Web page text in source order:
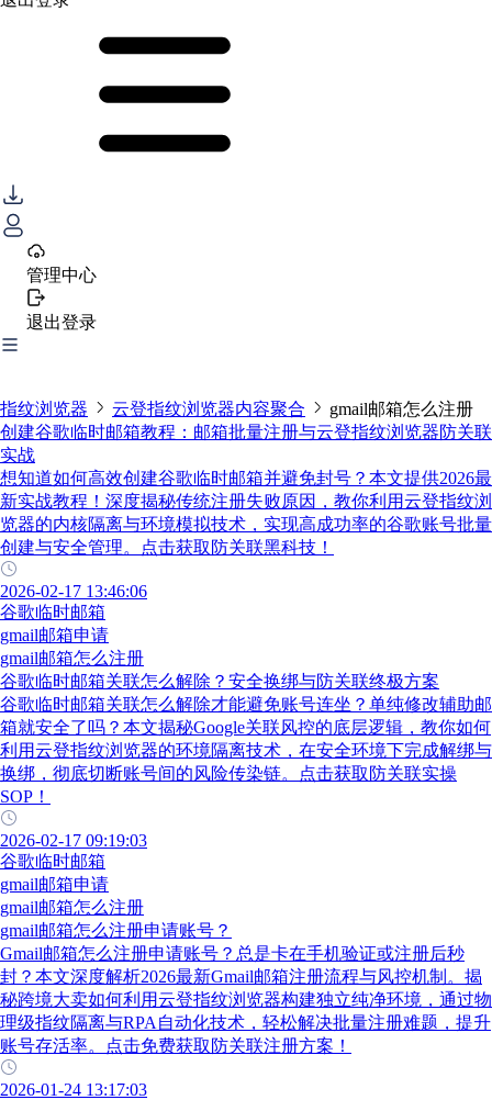
管理中心
退出登录
指纹浏览器 云登指纹浏览器内容聚合
gmail邮箱怎么注册
创建谷歌临时邮箱教程：邮箱批量注册与云登指纹浏览器防关联
实战
想知道如何高效创建谷歌临时邮箱并避免封号？本文提供2026最
新实战教程！深度揭秘传统注册失败原因，教你利用云登指纹浏
览器的内核隔离与环境模拟技术，实现高成功率的谷歌账号批量
创建与安全管理。点击获取防关联黑科技！
2026-02-17 13:46:06
谷歌临时邮箱
gmail邮箱申请
gmail邮箱怎么注册
谷歌临时邮箱关联怎么解除？安全换绑与防关联终极方案
谷歌临时邮箱关联怎么解除才能避免账号连坐？单纯修改辅助邮
箱就安全了吗？本文揭秘Google关联风控的底层逻辑，教你如何
利用云登指纹浏览器的环境隔离技术，在安全环境下完成解绑与
换绑，彻底切断账号间的风险传染链。点击获取防关联实操
SOP！
2026-02-17 09:19:03
谷歌临时邮箱
gmail邮箱申请
gmail邮箱怎么注册
gmail邮箱怎么注册申请账号？
Gmail邮箱怎么注册申请账号？总是卡在手机验证或注册后秒
封？本文深度解析2026最新Gmail邮箱注册流程与风控机制。揭
秘跨境大卖如何利用云登指纹浏览器构建独立纯净环境，通过物
理级指纹隔离与RPA自动化技术，轻松解决批量注册难题，提升
账号存活率。点击免费获取防关联注册方案！
2026-01-24 13:17:03